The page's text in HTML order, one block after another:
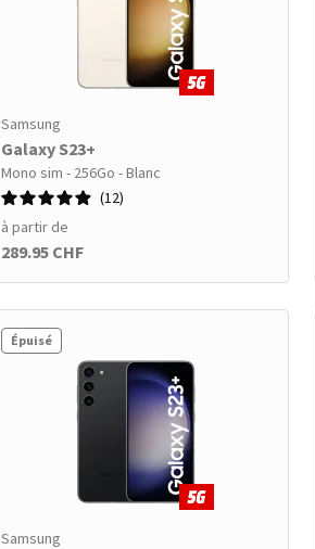
Samsung
Galaxy S23+
Mono sim - 256Go - Blanc
12
à partir de
289.95 CHF
Épuisé
Samsung